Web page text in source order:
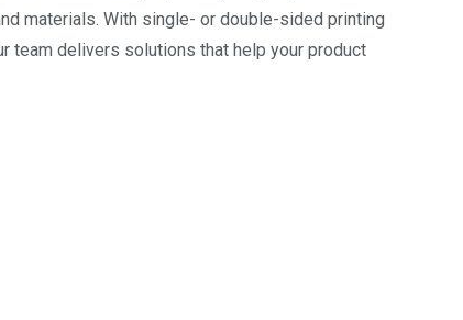
materials. With single- or double-sided printing
team delivers solutions that help your product